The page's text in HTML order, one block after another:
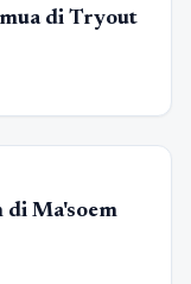
di Tryout
di Ma'soem